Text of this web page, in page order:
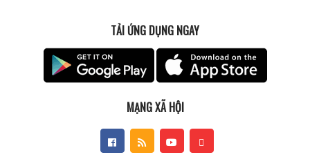
TẢI ỨNG DỤNG NGAY
MẠNG XÃ HỘI